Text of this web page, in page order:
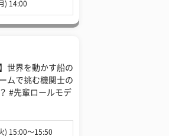
) 14:00
世界を動かす船の
ムで挑む機関士の
#先輩ロールモデ
) 15:00〜15:50